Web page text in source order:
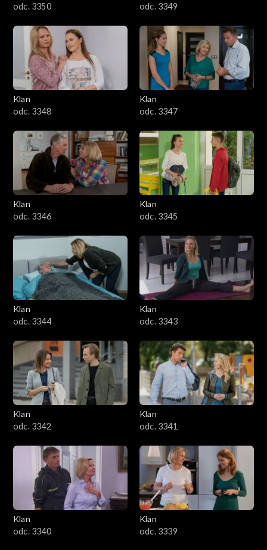
odc. 3350
odc. 3349
Klan
odc. 3348
Klan
odc. 3347
Klan
odc. 3346
Klan
odc. 3345
Klan
odc. 3344
Klan
odc. 3343
Klan
odc. 3342
Klan
odc. 3341
Klan
odc. 3340
Klan
odc. 3339